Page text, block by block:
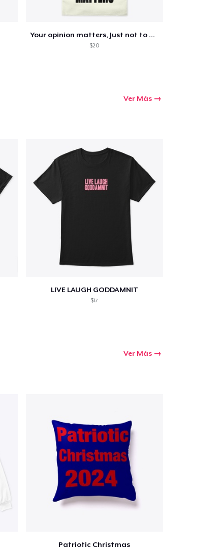
Your opinion matters, Just not to me!
$20
Ver Más
LIVE LAUGH GODDAMNIT
$17
Ver Más
Patriotic Christmas